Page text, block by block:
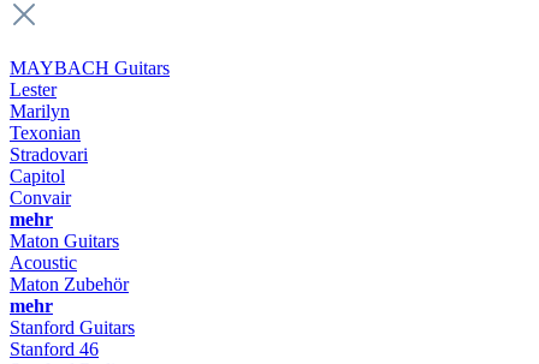
MAYBACH Guitars
Lester
Marilyn
Texonian
Stradovari
Capitol
Convair
mehr
Maton Guitars
Acoustic
Maton Zubehör
mehr
Stanford Guitars
Stanford 46